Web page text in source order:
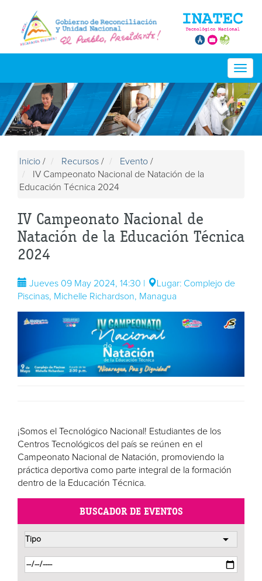
Inicio / Recursos / Evento /
Educación Técnica 2024
IV Campeonato Nacional de
Natación de la Educación Técnica
2024
Lugar: Complejo de
Piscinas, Michelle Richardson, Managua
¡Somos el Tecnológico Nacional! Estudiantes de los
Centros Tecnológicos del país se reúnen en el
Campeonato Nacional de Natación, promoviendo la
práctica deportiva como parte integral de la formación
dentro de la Educación Técnica.
BUSCADOR DE EVENTOS